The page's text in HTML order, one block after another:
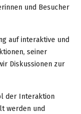
und Besucher
auf interaktive und
seiner
Diskussionen zur
der Interaktion
werden und